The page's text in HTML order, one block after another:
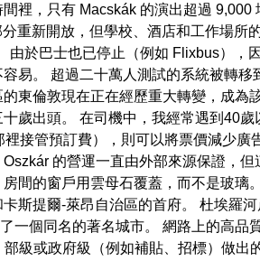
，只有 Macskák 的演出超過 9,000
重新開放，但學校、酒店和工作場所
於巴士也已停止（例如 Flixbus），
易。 超過二十萬人測試的系統被轉
東倫敦現在正在經歷重大轉變，成為
歲出頭。 在司機中，我經常遇到40
接管預訂費），則可以將票價減少廣
的營運一直由外部來源保證，
間的窗戶用雲母石覆蓋，而不是玻璃
斯提爾-萊昂自治區的首府。 杜埃羅
個同名的著名城市。 網路上的高品
級或政府級（例如補貼、招標）做出